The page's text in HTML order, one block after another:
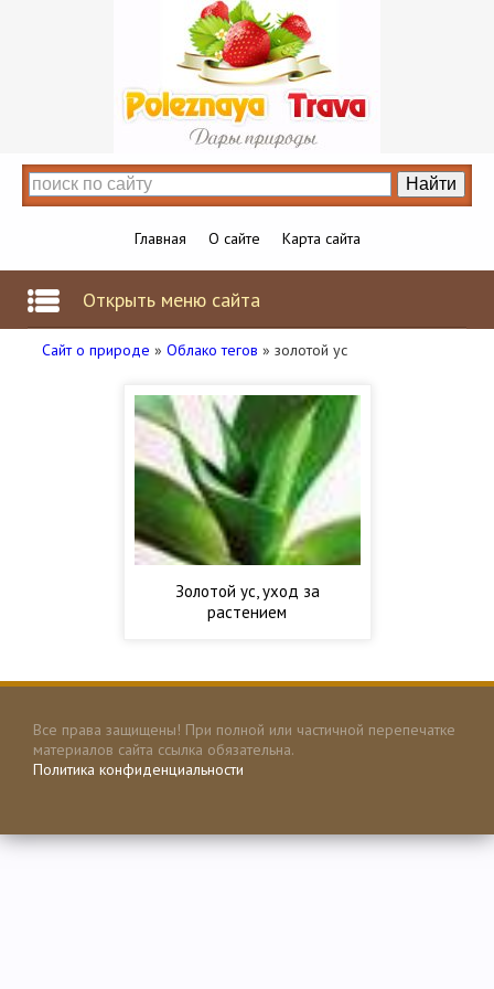
Главная О сайте Карта сайта
Открыть меню сайта
Сайт о природе » Облако тегов » золотой ус
Золотой ус, уход за
растением
Все права защищены! При полной или частичной перепечатке
материалов сайта ссылка обязательна.
Политика конфиденциальности